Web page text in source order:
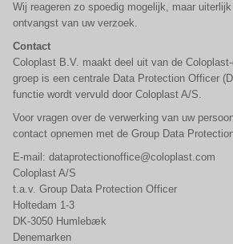
Wij reageren zo spoedig mogelijk, maar
ontvangst van uw verzoek.
Contact
Coloplast B.V. maakt deel uit van de
groep is een centrale Data Protection Officer
functie wordt vervuld door Coloplast A/S.
Voor vragen over de verwerking van uw
contact opnemen met de Group Data
E-mail: dataprotectionoffice@coloplast.com
Coloplast A/S
t.a.v. Group Data Protection Officer
Holtedam 1-3
DK-3050 Humlebæk
Denemarken